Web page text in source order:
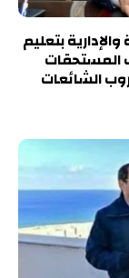
بتعليم
المستحقات
الشائعات